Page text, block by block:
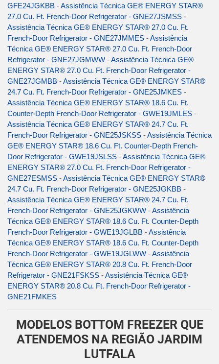
GFE24JGKBB -Assistência Técnica GE® ENERGY STAR®
27.0 Cu. Ft. French-Door Refrigerator - GNE27JSMSS -
Assistência Técnica GE® ENERGY STAR® 27.0 Cu. Ft.
French-Door Refrigerator - GNE27JMMES -Assistência
Técnica GE® ENERGY STAR® 27.0 Cu. Ft. French-Door
Refrigerator - GNE27JGMWW -Assistência Técnica GE®
ENERGY STAR® 27.0 Cu. Ft. French-Door Refrigerator -
GNE27JGMBB -Assistência Técnica GE® ENERGY STAR®
24.7 Cu. Ft. French-Door Refrigerator - GNE25JMKES -
Assistência Técnica GE® ENERGY STAR® 18.6 Cu. Ft.
Counter-Depth French-Door Refrigerator - GWE19JMLES -
Assistência Técnica GE® ENERGY STAR® 24.7 Cu. Ft.
French-Door Refrigerator - GNE25JSKSS -Assistência Técnica
GE® ENERGY STAR® 18.6 Cu. Ft. Counter-Depth French-
Door Refrigerator - GWE19JSLSS -Assistência Técnica GE®
ENERGY STAR® 27.0 Cu. Ft. French-Door Refrigerator -
GNE27ESMSS -Assistência Técnica GE® ENERGY STAR®
24.7 Cu. Ft. French-Door Refrigerator - GNE25JGKBB -
Assistência Técnica GE® ENERGY STAR® 24.7 Cu. Ft.
French-Door Refrigerator - GNE25JGKWW -Assistência
Técnica GE® ENERGY STAR® 18.6 Cu. Ft. Counter-Depth
French-Door Refrigerator - GWE19JGLBB -Assistência
Técnica GE® ENERGY STAR® 18.6 Cu. Ft. Counter-Depth
French-Door Refrigerator - GWE19JGLWW -Assistência
Técnica GE® ENERGY STAR® 20.8 Cu. Ft. French-Door
Refrigerator - GNE21FSKSS -Assistência Técnica GE®
ENERGY STAR® 20.8 Cu. Ft. French-Door Refrigerator -
GNE21FMKES
MODELOS BOTTOM FREEZER QUE
ATENDEMOS NA REGIÃO JARDIM
LUTFALA